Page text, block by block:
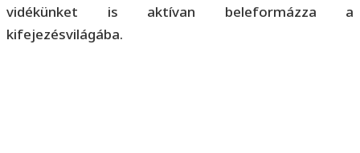
vidékünket is aktívan beleformázza a
kifejezésvilágába.